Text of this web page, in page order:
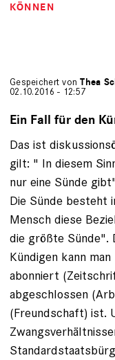
KÖNNEN
Gespeichert vonThea
02.10.2016 - 12:57
Ein Fall für den
Das ist
gilt: " In diesem
nur eine Sünde
Die Sünde besteht
Mensch diese
die größte Sünde".
Kündigen kann
abonniert
abgeschlossen
(Freundschaft) ist.